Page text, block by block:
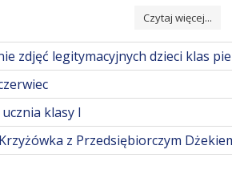
Czytaj więcej...
zdjęć legitymacyjnych dzieci klas
klasy I
z Przedsiębiorczym